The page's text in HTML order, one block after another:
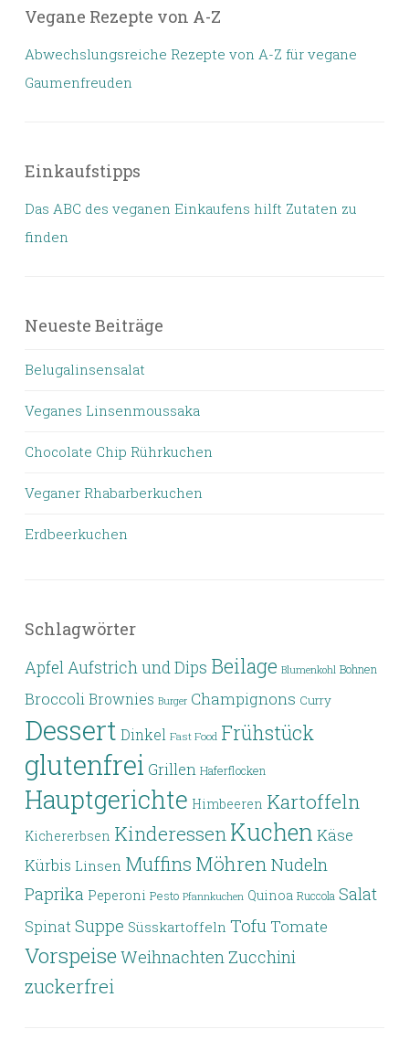
Vegane Rezepte von A-Z
Abwechslungsreiche Rezepte von A-Z für vegane
Gaumenfreuden
Einkaufstipps
Das ABC des veganen Einkaufens hilft Zutaten zu
finden
Neueste Beiträge
Belugalinsensalat
Veganes Linsenmoussaka
Chocolate Chip Rührkuchen
Veganer Rhabarberkuchen
Erdbeerkuchen
Schlagwörter
ApfelAufstrich und Dips Beilage Blumenkohl Bohnen
Broccoli Brownies Burger Champignons Curry
Dessert Dinkel Fast Food Frühstück
glutenfrei Grillen Haferflocken
Hauptgerichte Himbeeren Kartoffeln
Kichererbsen KinderessenKuchen Käse
Kürbis Linsen Muffins Möhren Nudeln
Paprika Peperoni Pesto Pfannkuchen Quinoa Ruccola Salat
Spinat Suppe Süsskartoffeln Tofu Tomate
Vorspeise WeihnachtenZucchini
zuckerfrei